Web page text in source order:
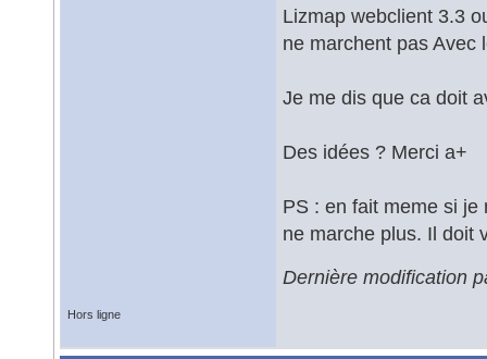
Lizmap webclient 3.3
ne marchent pas Avec
Je me dis que ca doit
Des idées ? Merci a+
PS : en fait meme si
ne marche plus. Il doit
Dernière modification
Hors ligne